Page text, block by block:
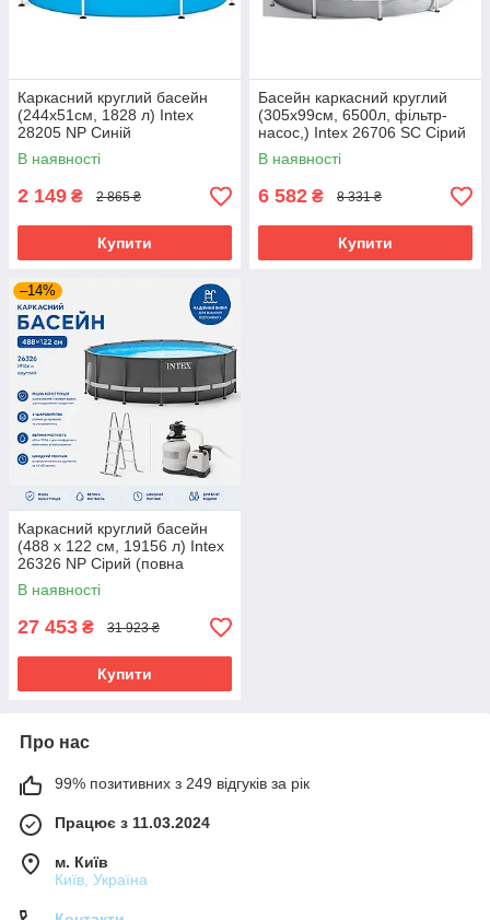
Каркасний круглий басейн
(244х51см, 1828 л) Intex
28205 NP Синій
В наявності
2 149 ₴ 2 865 ₴
Купити
Басейн каркасний круглий
(305x99см, 6500л, фільтр-
насос,) Intex 26706 SC Сірий
В наявності
6 582 ₴ 8 331 ₴
Купити
–14%
Каркасний круглий басейн
(488 x 122 см, 19156 л) Intex
26326 NP Сірий (повна
комплектація)
В наявності
27 453 ₴ 31 923 ₴
Купити
Про нас
99% позитивних з 249 відгуків за рік
Працює з 11.03.2024
м. Київ
Київ, Україна